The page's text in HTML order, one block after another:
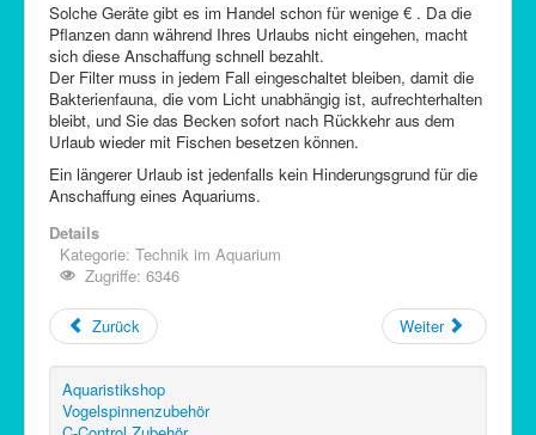
Solche Geräte gibt es im Handel schon für wenige € . Da die
Pflanzen dann während Ihres Urlaubs nicht eingehen, macht
sich diese Anschaffung schnell bezahlt.
Der Filter muss in jedem Fall eingeschaltet bleiben, damit die
Bakterienfauna, die vom Licht unabhängig ist, aufrechterhalten
bleibt, und Sie das Becken sofort nach Rückkehr aus dem
Urlaub wieder mit Fischen besetzen können.
Ein längerer Urlaub ist jedenfalls kein Hinderungsgrund für die
Anschaffung eines Aquariums.
Details
Kategorie: Technik im Aquarium
Zugriffe: 6346
Zurück Weiter
Aquaristikshop
Vogelspinnenzubehör